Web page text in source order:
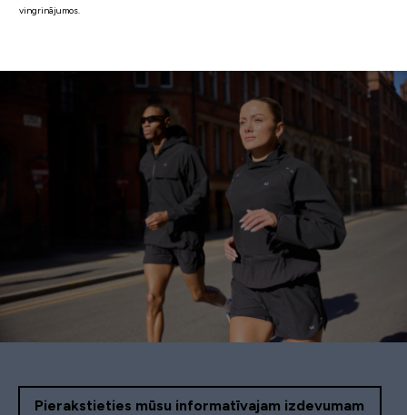
vingrinājumos.
Pierakstieties mūsu informatīvajam izdevumam